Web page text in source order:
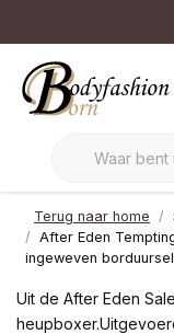
Terug naar home
After Eden
ingeweven
Uit de After Eden